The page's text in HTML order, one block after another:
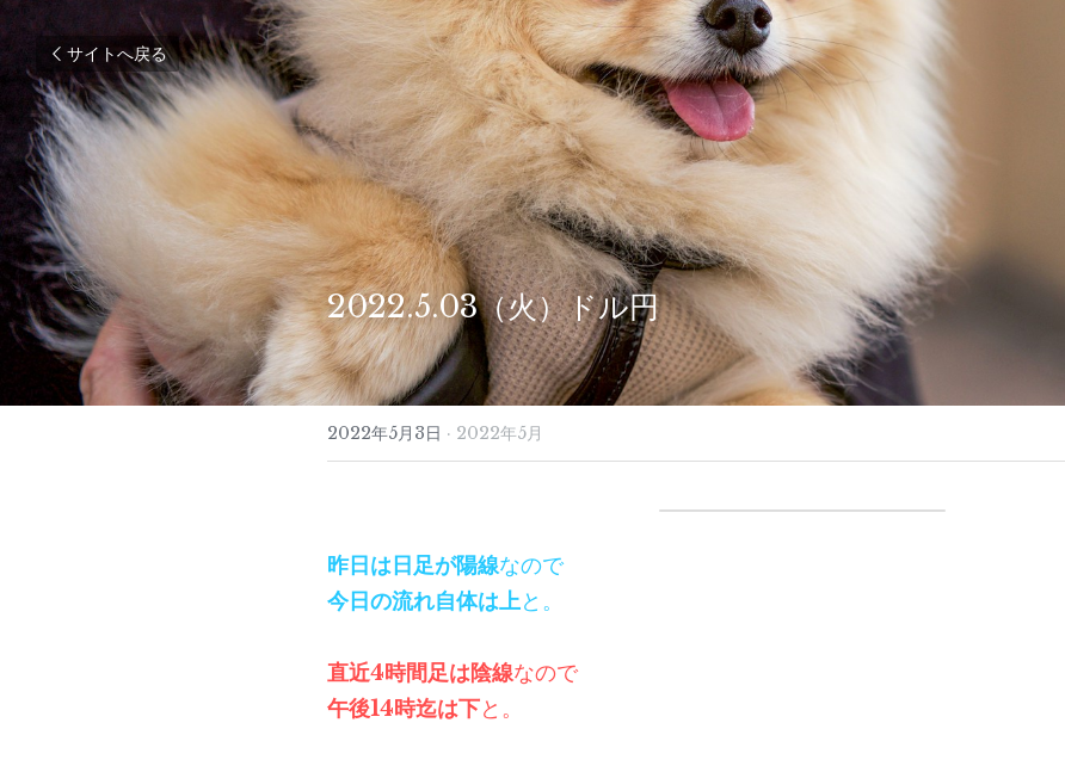
サイトへ戻る
2022.5.03（火）ドル円
2022年5月3日 · 2022年5月
昨日は日足が陽線なので
今日の流れ自体は上と。
直近4時間足は陰線なので
午後14時迄は下と。